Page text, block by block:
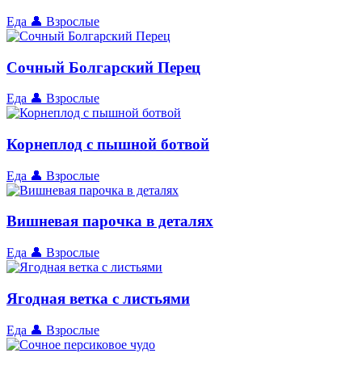
Еда 👤 Взрослые
Сочный Болгарский Перец
Еда 👤 Взрослые
Корнеплод с пышной ботвой
Еда 👤 Взрослые
Вишневая парочка в деталях
Еда 👤 Взрослые
Ягодная ветка с листьями
Еда 👤 Взрослые